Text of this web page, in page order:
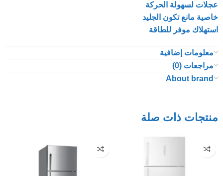
عجلات لسهولة الحركة
خاصية مانع تكون الجليد
استهلاك موفر للطاقة
معلومات إضافية
مراجعات (0)
About brand
منتجات ذات صلة